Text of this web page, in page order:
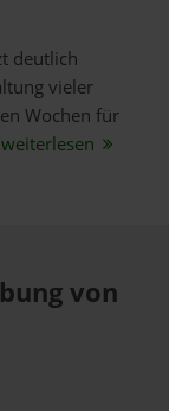
deutlich
vieler
Wochen für
weiterlesen
von